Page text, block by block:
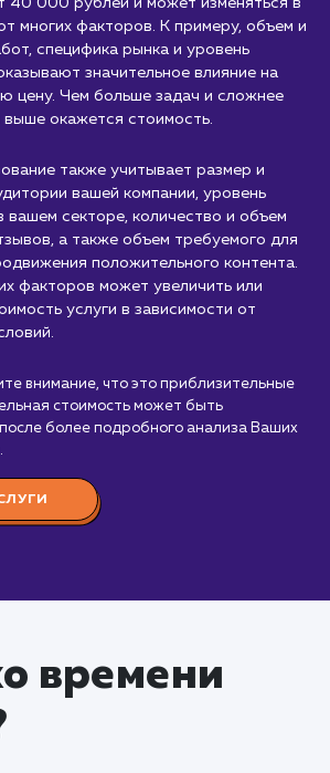
услуги
₽
репутацией в сети (SERM)" - это
работа, направленная
позитивного образа
работу с негативными
положительного
специфика рынка и уровень
оказывают значительное влияние на
цену. Чем больше задач и